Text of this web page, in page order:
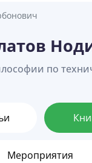
по
Мероприятия